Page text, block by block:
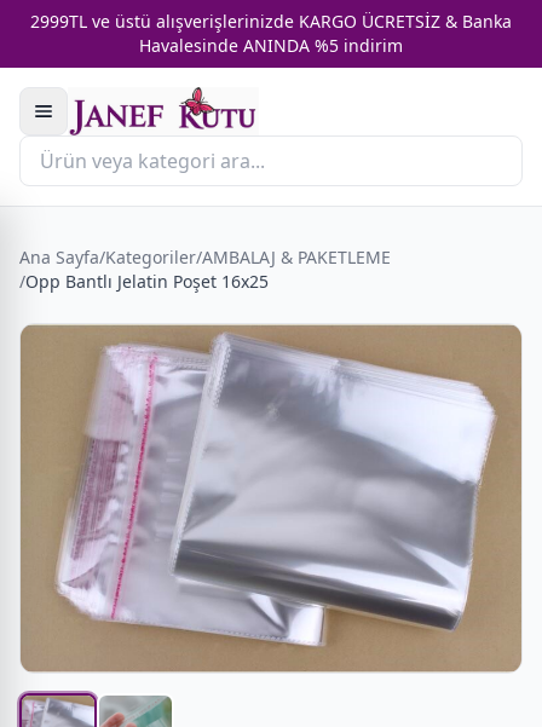
2999TL ve üstü alışverişlerinizde KARGO ÜCRETSİZ & Banka
Havalesinde ANINDA %5 indirim
Ana Sayfa/Kategoriler/AMBALAJ & PAKETLEME
/Opp Bantlı Jelatin Poşet 16x25